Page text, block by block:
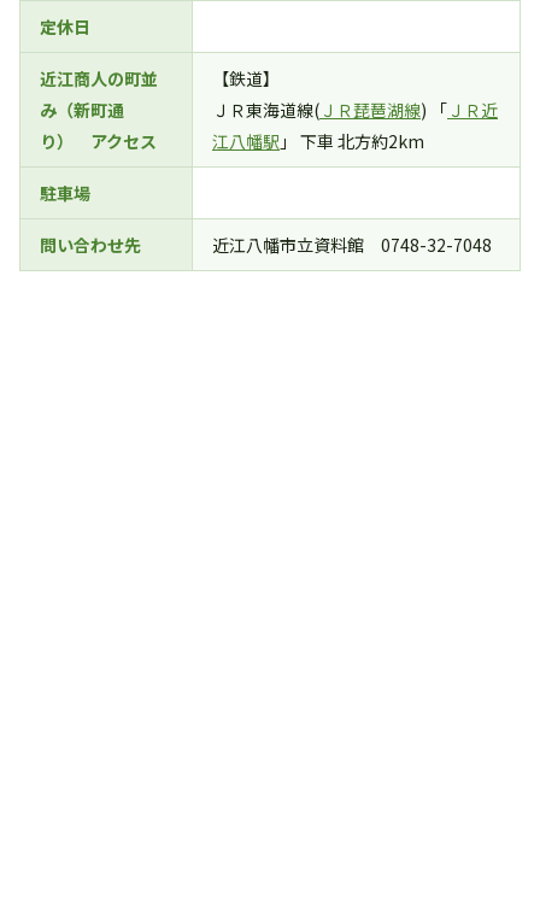
定休日
近江商人の町並
み（新町通
り） アクセス
【鉄道】
ＪＲ東海道線( ＪＲ琵琶湖線) 「 ＪＲ近
江八幡駅 」 下車 北方約2km
駐車場
問い合わせ先 近江八幡市立資料館 0748-32-7048